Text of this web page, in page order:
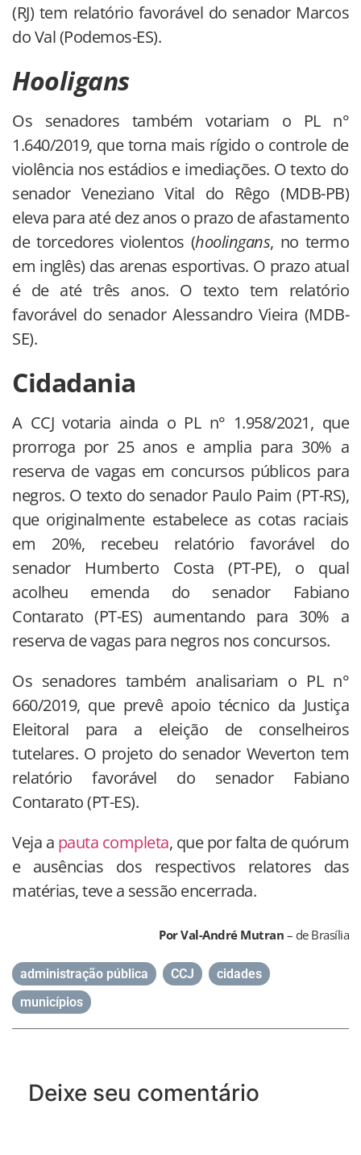
(RJ) tem relatório favorável do senador Marcos
do Val (Podemos-ES).
Hooligans
Os senadores também votariam o PL n°
1.640/2019, que torna mais rígido o controle de
violência nos estádios e imediações. O texto do
senador Veneziano Vital do Rêgo (MDB-PB)
eleva para até dez anos o prazo de afastamento
de torcedores violentos (hoolingans, no termo
em inglês) das arenas esportivas. O prazo atual
é de até três anos. O texto tem relatório
favorável do senador Alessandro Vieira (MDB-
SE).
Cidadania
A CCJ votaria ainda o PL n° 1.958/2021, que
prorroga por 25 anos e amplia para 30% a
reserva de vagas em concursos públicos para
negros. O texto do senador Paulo Paim (PT-RS),
que originalmente estabelece as cotas raciais
em 20%, recebeu relatório favorável do
senador Humberto Costa (PT-PE), o qual
acolheu emenda do senador Fabiano
Contarato (PT-ES) aumentando para 30% a
reserva de vagas para negros nos concursos.
Os senadores também analisariam o PL n°
660/2019, que prevê apoio técnico da Justiça
Eleitoral para a eleição de conselheiros
tutelares. O projeto do senador Weverton tem
relatório favorável do senador Fabiano
Contarato (PT-ES).
Veja a pauta completa, que por falta de quórum
e ausências dos respectivos relatores das
matérias, teve a sessão encerrada.
Por Val-André Mutran – de Brasília
administração pública CCJ cidades
municípios
Deixe seu comentário